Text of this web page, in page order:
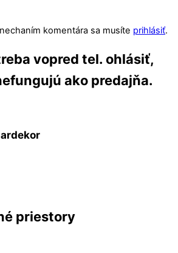
komentára sa musíte prihlásiť.
vopred tel. ohlásiť,
ako predajňa.
priestory